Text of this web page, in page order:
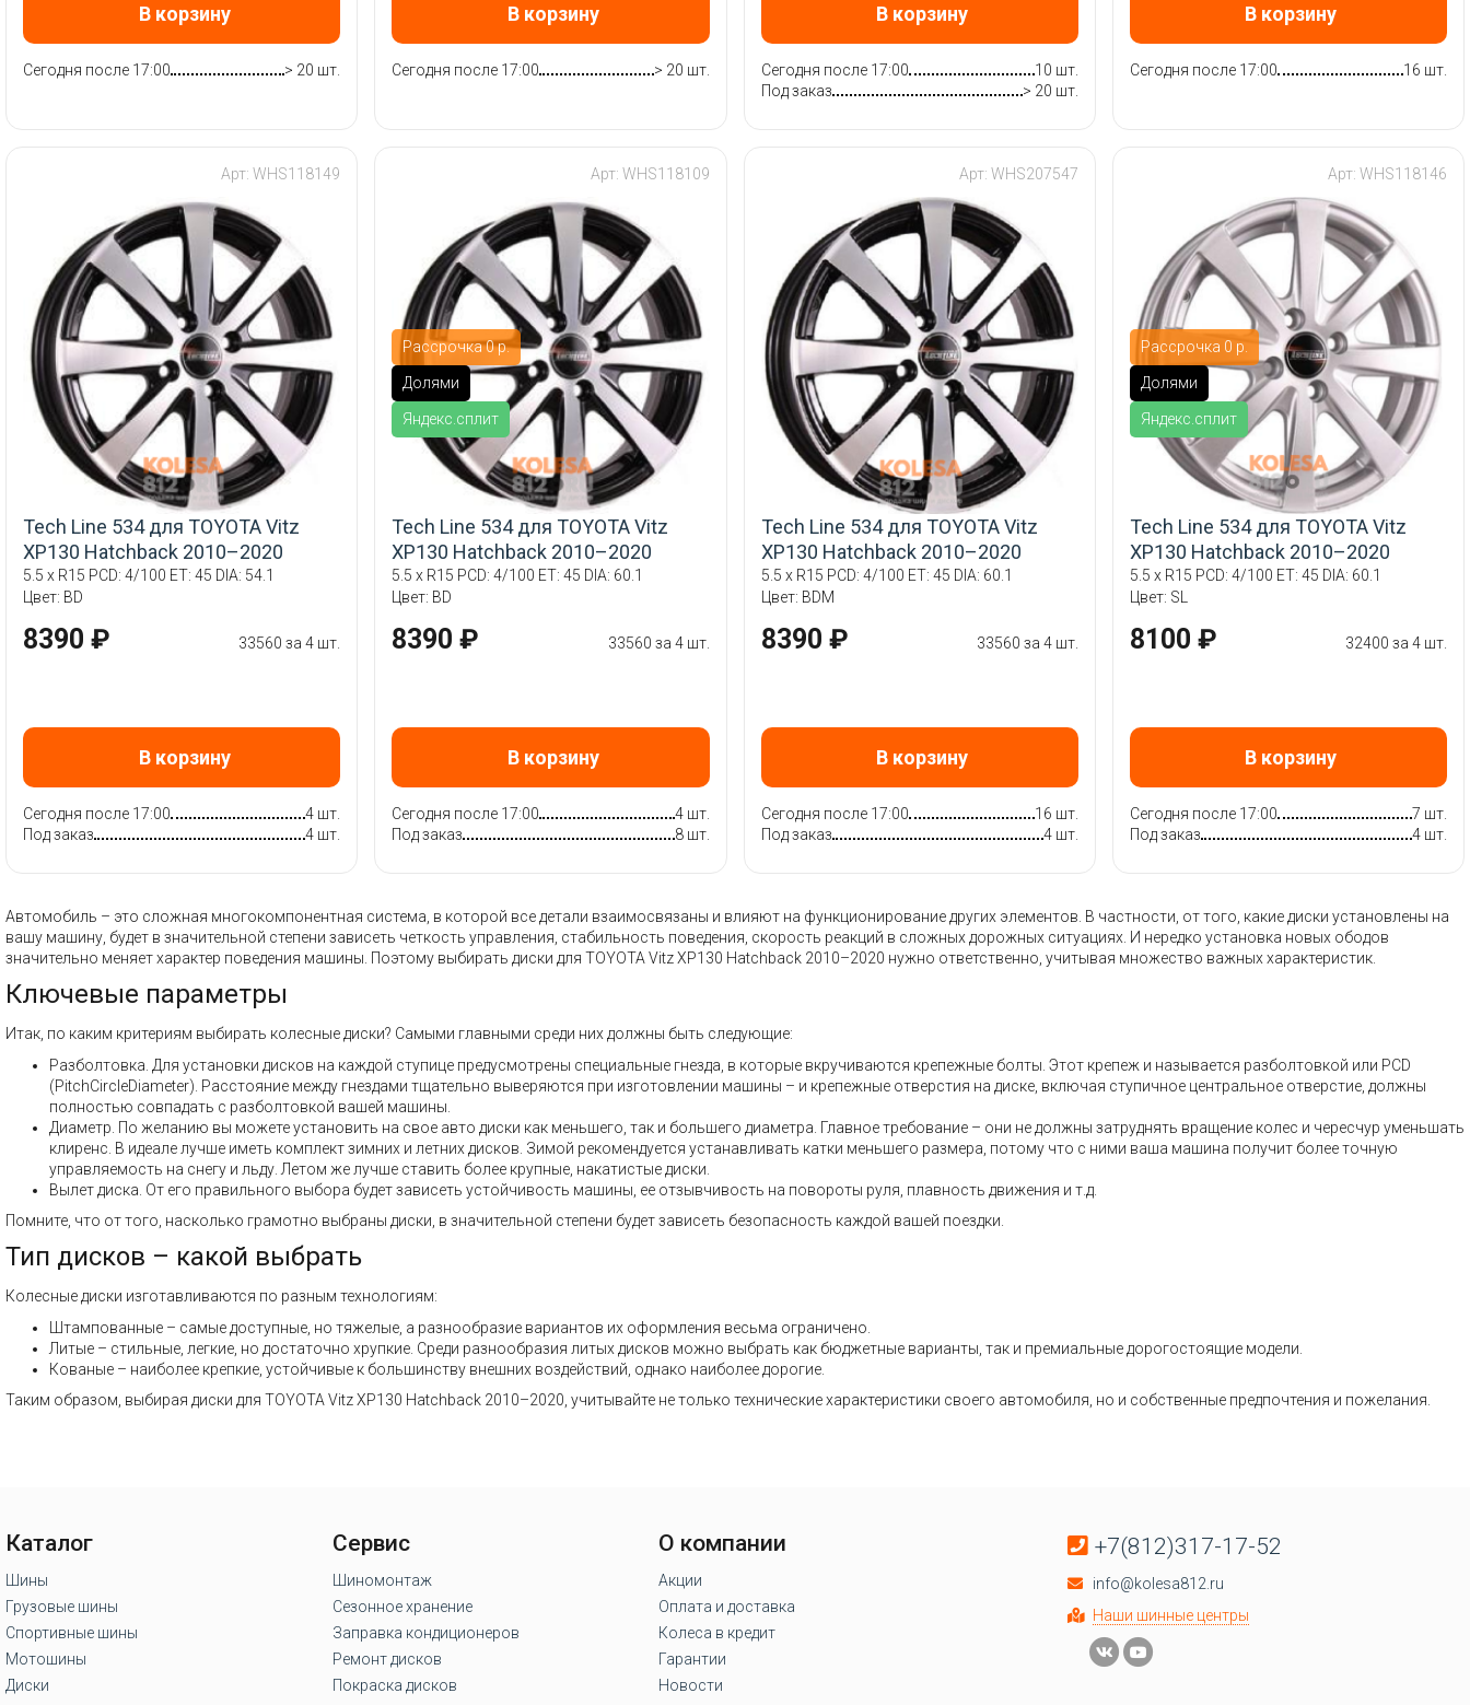
В корзину
Сегодня после 17:00 > 20 шт.
В корзину
Сегодня после 17:00 > 20 шт.
В корзину
Сегодня после 17:00
10 шт.
Под заказ
> 20 шт.
В корзину
Сегодня после 17:00 16 шт.
Арт: WHS118149
Tech Line 534 для TOYOTA Vitz
XP130 Hatchback 2010–2020
5.5 x R15 PCD: 4/100 ET: 45 DIA: 54.1
Цвет: BD
8390 ₽ 33560 за 4 шт.
В корзину
Сегодня после 17:00
4 шт.
Под заказ
4 шт.
Рассрочка 0 р.
Долями
Яндекс.сплит
Арт: WHS118109
Tech Line 534 для TOYOTA Vitz
XP130 Hatchback 2010–2020
5.5 x R15 PCD: 4/100 ET: 45 DIA: 60.1
Цвет: BD
8390 ₽ 33560 за 4 шт.
В корзину
Сегодня после 17:00
4 шт.
Под заказ
8 шт.
Арт: WHS207547
Tech Line 534 для TOYOTA Vitz
XP130 Hatchback 2010–2020
5.5 x R15 PCD: 4/100 ET: 45 DIA: 60.1
Цвет: BDM
8390 ₽ 33560 за 4 шт.
В корзину
Сегодня после 17:00
16 шт.
Под заказ
4 шт.
Рассрочка 0 р.
Долями
Яндекс.сплит
Арт: WHS118146
Tech Line 534 для TOYOTA Vitz
XP130 Hatchback 2010–2020
5.5 x R15 PCD: 4/100 ET: 45 DIA: 60.1
Цвет: SL
8100 ₽ 32400 за 4 шт.
В корзину
Сегодня после 17:00
7 шт.
Под заказ
4 шт.
Автомобиль – это сложная многокомпонентная система, в которой все детали взаимосвязаны и влияют на функционирование других элементов. В частности, от того, какие диски установлены на
вашу машину, будет в значительной степени зависеть четкость управления, стабильность поведения, скорость реакций в сложных дорожных ситуациях. И нередко установка новых ободов
значительно меняет характер поведения машины. Поэтому выбирать диски для TOYOTA Vitz XP130 Hatchback 2010–2020 нужно ответственно, учитывая множество важных характеристик.
Ключевые параметры
Итак, по каким критериям выбирать колесные диски? Самыми главными среди них должны быть следующие:
Разболтовка. Для установки дисков на каждой ступице предусмотрены специальные гнезда, в которые вкручиваются крепежные болты. Этот крепеж и называется разболтовкой или PCD
(PitchCircleDiameter). Расстояние между гнездами тщательно выверяются при изготовлении машины – и крепежные отверстия на диске, включая ступичное центральное отверстие, должны
полностью совпадать с разболтовкой вашей машины.
Диаметр. По желанию вы можете установить на свое авто диски как меньшего, так и большего диаметра. Главное требование – они не должны затруднять вращение колес и чересчур уменьшать
клиренс. В идеале лучше иметь комплект зимних и летних дисков. Зимой рекомендуется устанавливать катки меньшего размера, потому что с ними ваша машина получит более точную
управляемость на снегу и льду. Летом же лучше ставить более крупные, накатистые диски.
Вылет диска. От его правильного выбора будет зависеть устойчивость машины, ее отзывчивость на повороты руля, плавность движения и т.д.
Помните, что от того, насколько грамотно выбраны диски, в значительной степени будет зависеть безопасность каждой вашей поездки.
Тип дисков – какой выбрать
Колесные диски изготавливаются по разным технологиям:
Штампованные – самые доступные, но тяжелые, а разнообразие вариантов их оформления весьма ограничено.
Литые – стильные, легкие, но достаточно хрупкие. Среди разнообразия литых дисков можно выбрать как бюджетные варианты, так и премиальные дорогостоящие модели.
Кованые – наиболее крепкие, устойчивые к большинству внешних воздействий, однако наиболее дорогие.
Таким образом, выбирая диски для TOYOTA Vitz XP130 Hatchback 2010–2020, учитывайте не только технические характеристики своего автомобиля, но и собственные предпочтения и пожелания.
Каталог
Шины
Грузовые шины
Спортивные шины
Мотошины
Диски
Сервис
Шиномонтаж
Сезонное хранение
Заправка кондиционеров
Ремонт дисков
Покраска дисков
О компании
Акции
Оплата и доставка
Колеса в кредит
Гарантии
Новости
+7(812)317-17-52
info@kolesa812.ru
Наши шинные центры